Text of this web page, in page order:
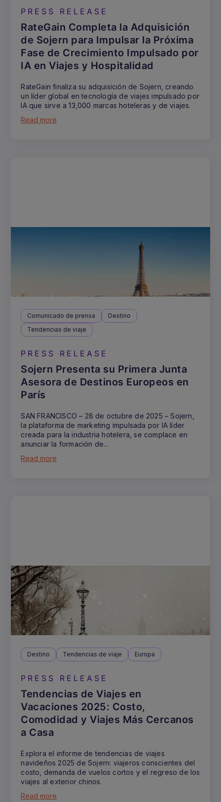
PRESS RELEASE
RateGain Completa la Adquisición
de Sojern para Impulsar la Próxima
Fase de Crecimiento Impulsado por
IA en Viajes y Hospitalidad
RateGain finaliza su adquisición de Sojern, creando
un líder global en tecnología de viajes impulsado por
IA que sirve a 13,000 marcas hoteleras y de viajes.
Read more
Comunicado de prensa
Destino
Tendencias de viaje
PRESS RELEASE
Sojern Presenta su Primera Junta
Asesora de Destinos Europeos en
París
SAN FRANCISCO – 28 de octubre de 2025 – Sojern,
la plataforma de marketing impulsada por IA líder
creada para la industria hotelera, se complace en
anunciar la formación de...
Read more
Destino Tendencias de viaje Europa
PRESS RELEASE
Tendencias de Viajes en
Vacaciones 2025: Costo,
Comodidad y Viajes Más Cercanos
a Casa
Explora el informe de tendencias de viajes
navideños 2025 de Sojern: viajeros conscientes del
costo, demanda de vuelos cortos y el regreso de los
viajes al exterior chinos.
Read more